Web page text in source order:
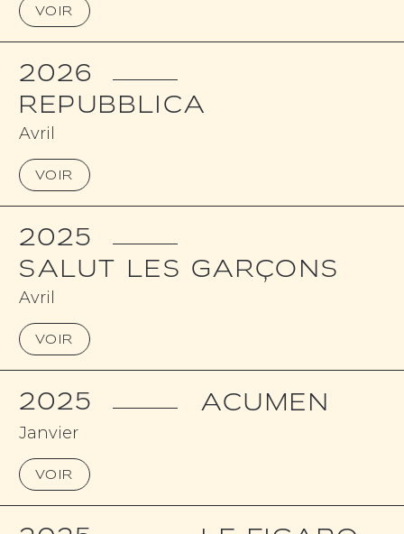
VOIR
2026
REPUBBLICA
Avril
VOIR
2025
SALUT LES GARÇONS
Avril
VOIR
2025 ACUMEN
Janvier
VOIR